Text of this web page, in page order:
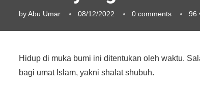
byAbu Umar 08/12/2022 0 comments 96
Hidup di muka bumi ini ditentukan oleh waktu.
bagi umat Islam, yakni shalat shubuh.